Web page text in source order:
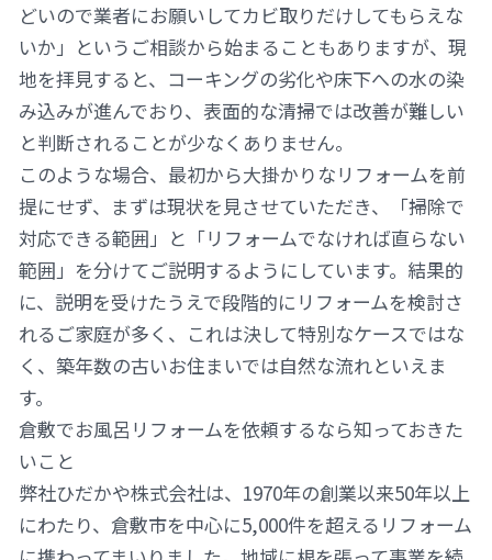
どいので業者にお願いしてカビ取りだけしてもらえな
いか」というご相談から始まることもありますが、現
地を拝見すると、コーキングの劣化や床下への水の染
み込みが進んでおり、表面的な清掃では改善が難しい
と判断されることが少なくありません。
このような場合、最初から大掛かりなリフォームを前
提にせず、まずは現状を見させていただき、「掃除で
対応できる範囲」と「リフォームでなければ直らない
範囲」を分けてご説明するようにしています。結果的
に、説明を受けたうえで段階的にリフォームを検討さ
れるご家庭が多く、これは決して特別なケースではな
く、築年数の古いお住まいでは自然な流れといえま
す。
倉敷でお風呂リフォームを依頼するなら知っておきた
いこと
弊社ひだかや株式会社は、1970年の創業以来50年以上
にわたり、倉敷市を中心に5,000件を超えるリフォーム